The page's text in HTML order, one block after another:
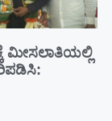
ಮೀಸಲಾತಿಯಲ್ಲಿ